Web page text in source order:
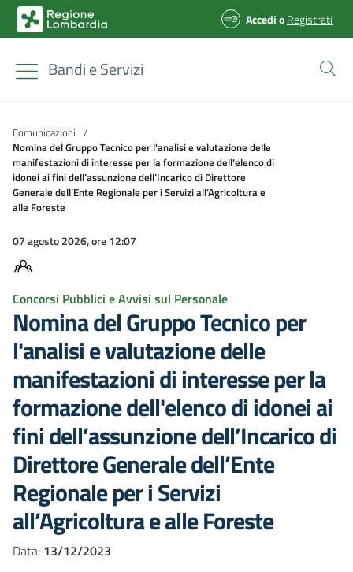
AccedioRegistrati
Bandi e Servizi
Comunicazioni /
Nomina del Gruppo Tecnico per l'analisi e valutazione delle
manifestazioni di interesse per la formazione dell'elenco di
idonei ai fini dell’assunzione dell’Incarico di Direttore
Generale dell’Ente Regionale per i Servizi all’Agricoltura e
alle Foreste
07 agosto 2026, ore 12:07
Concorsi Pubblici e Avvisi sul Personale
Nomina del Gruppo Tecnico per
l'analisi e valutazione delle
manifestazioni di interesse per la
formazione dell'elenco di idonei ai
fini dell’assunzione dell’Incarico di
Direttore Generale dell’Ente
Regionale per i Servizi
all’Agricoltura e alle Foreste
Data: 13/12/2023